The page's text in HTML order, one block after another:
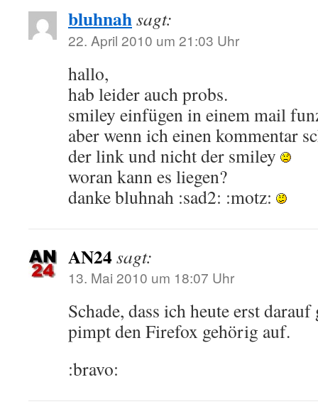
bluhnahsagt:
22. April 2010 um 21:03 Uhr
hallo,
hab leider auch probs.
smiley einfügen in einem mail
aber wenn ich einen kommentar
der link und nicht der smiley
woran kann es liegen?
danke bluhnah :sad2: :motz:
AN24sagt:
13. Mai 2010 um 18:07 Uhr
Schade, dass ich heute erst
pimpt den Firefox gehörig auf.
:bravo: